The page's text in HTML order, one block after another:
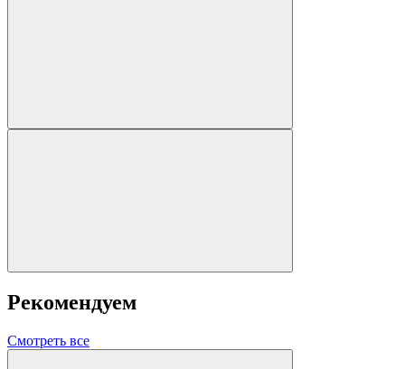
Рекомендуем
Смотреть все